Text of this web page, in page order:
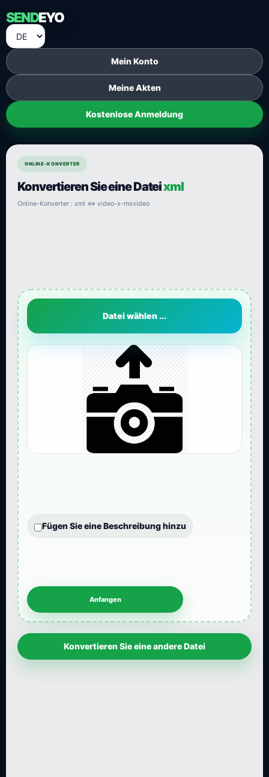
SENDEYO
Mein Konto
Meine Akten
Kostenlose Anmeldung
ONLINE-KONVERTER
Konvertieren Sie eine Dateixml
Online-Konverter : xml ⇔ video-x-msvideo
Datei wählen ...
Fügen Sie eine Beschreibung hinzu
Konvertieren Sie eine andere Datei